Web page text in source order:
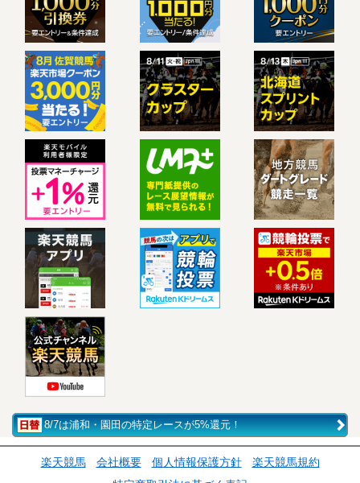
8/7は浦和・園田の特定レースが5%還元！
楽天競馬 会社概要 個人情報保護方針
楽天競馬規約